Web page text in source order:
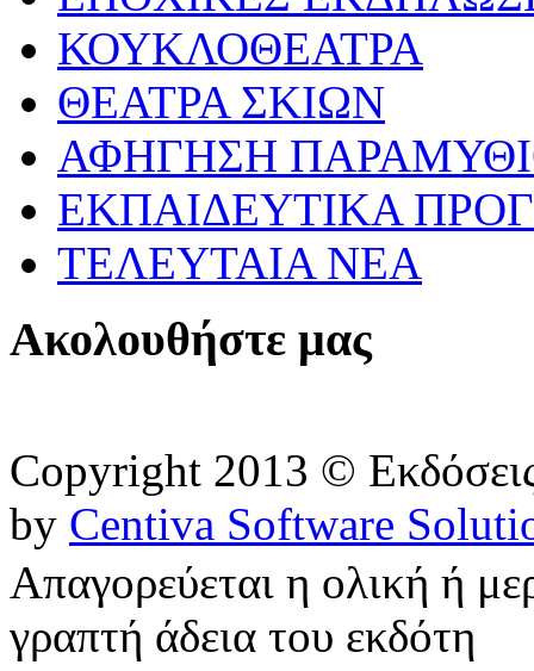
ΚΟΥΚΛΟΘΕΑΤΡΑ
ΘΕΑΤΡΑ ΣΚΙΩΝ
ΑΦΗΓΗΣΗ
ΕΚΠΑΙΔΕΥΤΙΚΑ
ΤΕΛΕΥΤΑΙΑ ΝΕΑ
Ακολουθήστε μας
Copyright 2013 ©
by Centiva Software
Απαγορεύεται η ολική ή
γραπτή άδεια του εκδότη